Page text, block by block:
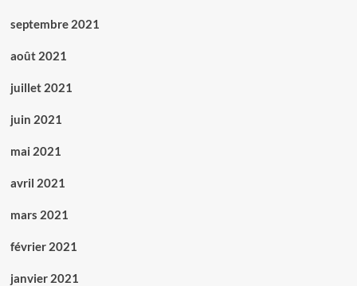
septembre 2021
août 2021
juillet 2021
juin 2021
mai 2021
avril 2021
mars 2021
février 2021
janvier 2021